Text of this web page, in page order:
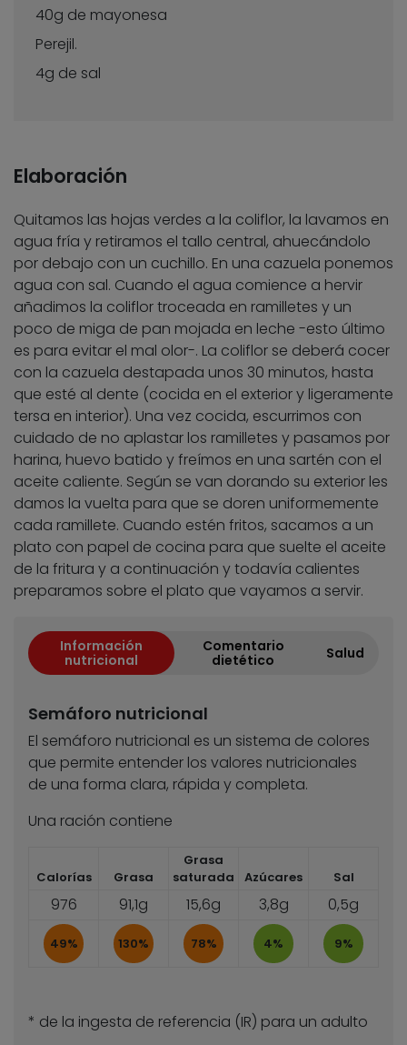
40g de mayonesa
Perejil.
4g de sal
Elaboración
Quitamos las hojas verdes a la coliflor, la lavamos en
agua fría y retiramos el tallo central, ahuecándolo
por debajo con un cuchillo. En una cazuela ponemos
agua con sal. Cuando el agua comience a hervir
añadimos la coliflor troceada en ramilletes y un
poco de miga de pan mojada en leche -esto último
es para evitar el mal olor-. La coliflor se deberá cocer
con la cazuela destapada unos 30 minutos, hasta
que esté al dente (cocida en el exterior y ligeramente
tersa en interior). Una vez cocida, escurrimos con
cuidado de no aplastar los ramilletes y pasamos por
harina, huevo batido y freímos en una sartén con el
aceite caliente. Según se van dorando su exterior les
damos la vuelta para que se doren uniformemente
cada ramillete. Cuando estén fritos, sacamos a un
plato con papel de cocina para que suelte el aceite
de la fritura y a continuación y todavía calientes
preparamos sobre el plato que vayamos a servir.
Información
nutricional
Comentario
dietético
Salud
Semáforo nutricional
El semáforo nutricional es un sistema de colores
que permite entender los valores nutricionales
de una forma clara, rápida y completa.
Una ración contiene
Calorías Grasa
Grasa
saturada
Azúcares Sal
976 91,1g 15,6g 3,8g 0,5g
49% 130% 78% 4% 9%
* de la ingesta de referencia (IR) para un adulto